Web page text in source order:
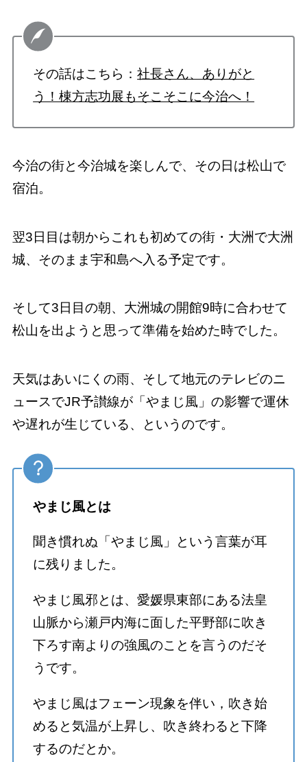
その話はこちら：社長さん、ありがと
う！棟方志功展もそこそこに今治へ！
今治の街と今治城を楽しんで、その日は松山で
宿泊。
翌3日目は朝からこれも初めての街・大洲で大洲
城、そのまま宇和島へ入る予定です。
そして3日目の朝、大洲城の開館9時に合わせて
松山を出ようと思って準備を始めた時でした。
天気はあいにくの雨、そして地元のテレビのニ
ュースでJR予讃線が「やまじ風」の影響で運休
や遅れが生じている、というのです。
やまじ風とは
聞き慣れぬ「やまじ風」という言葉が耳
に残りました。
やまじ風邪とは、愛媛県東部にある法皇
山脈から瀬戸内海に面した平野部に吹き
下ろす南よりの強風のことを言うのだそ
うです。
やまじ風はフェーン現象を伴い，吹き始
めると気温が上昇し、吹き終わると下降
するのだとか。